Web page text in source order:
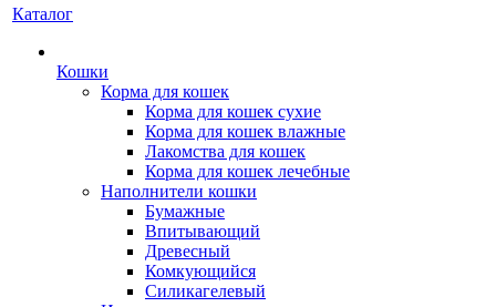
Каталог
Кошки
Корма для кошек
Корма для кошек сухие
Корма для кошек влажные
Лакомства для кошек
Корма для кошек лечебные
Наполнители кошки
Бумажные
Впитывающий
Древесный
Комкующийся
Силикагелевый